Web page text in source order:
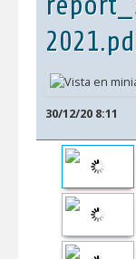
30/12/20 8:11